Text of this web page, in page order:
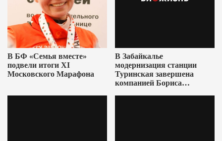
В БФ «Семья вместе»
подвели итоги XI
Московского Марафона
В Забайкалье
модернизация станции
Туринская завершена
компанией Бориса